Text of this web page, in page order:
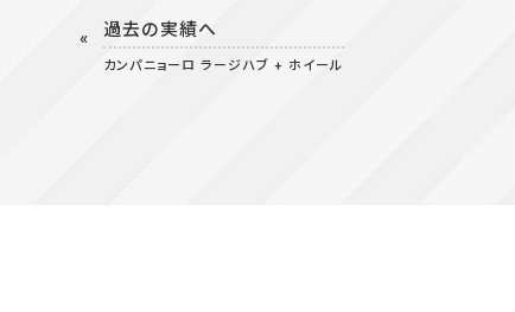
過去の実績へ
カンパニョーロ ラージハブ + ホイール